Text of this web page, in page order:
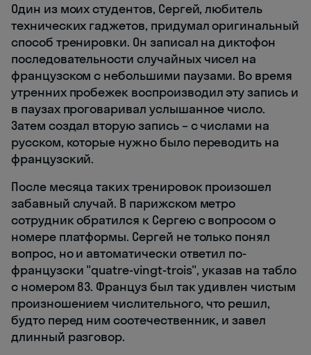
Один из моих студентов, Сергей, любитель
технических гаджетов, придумал оригинальный
способ тренировки. Он записал на диктофон
последовательности случайных чисел на
французском с небольшими паузами. Во время
утренних пробежек воспроизводил эту запись и
в паузах проговаривал услышанное число.
Затем создал вторую запись – с числами на
русском, которые нужно было переводить на
французский.
После месяца таких тренировок произошел
забавный случай. В парижском метро
сотрудник обратился к Сергею с вопросом о
номере платформы. Сергей не только понял
вопрос, но и автоматически ответил по-
французски "quatre-vingt-trois", указав на табло
с номером 83. Француз был так удивлен чистым
произношением числительного, что решил,
будто перед ним соотечественник, и завел
длинный разговор.